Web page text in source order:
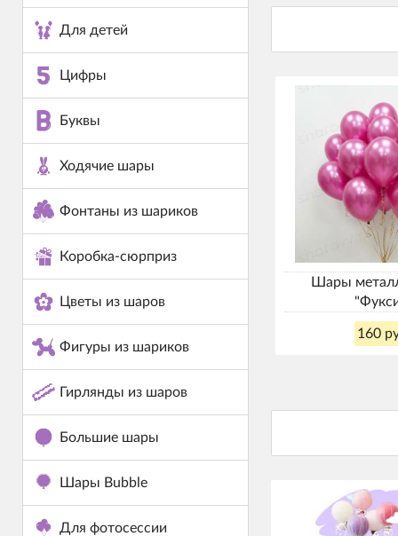
Для детей
Цифры
Буквы
Ходячие шары
Фонтаны из шариков
Коробка-сюрприз
Цветы из шаров
Фигуры из шариков
Гирлянды из шаров
Большие шары
Шары Bubble
Для фотосессии
Шары
160